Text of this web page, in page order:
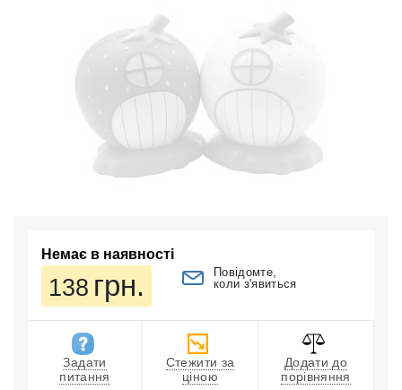
Немає в наявності
138 грн.
Повідомте,
коли з'явиться
Задати
питання
Стежити за
ціною
Додати до
порівняння